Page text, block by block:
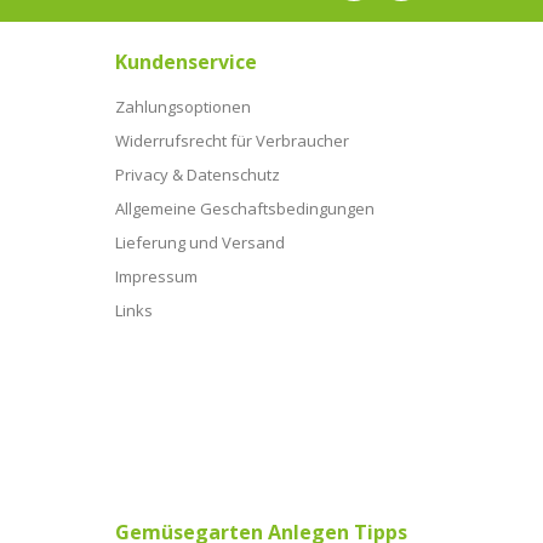
Kundenservice
Zahlungsoptionen
Widerrufsrecht für Verbraucher
Privacy & Datenschutz
Allgemeine Geschaftsbedingungen
Lieferung und Versand
Impressum
Links
Gemüsegarten Anlegen Tipps